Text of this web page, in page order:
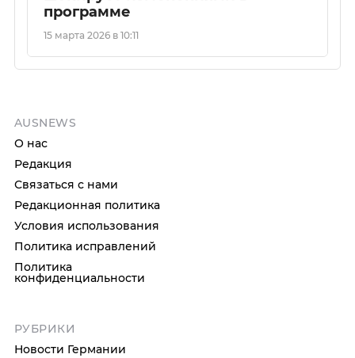
программе
15 марта 2026 в 10:11
AUSNEWS
О нас
Редакция
Связаться с нами
Редакционная политика
Условия использования
Политика исправлений
Политика
конфиденциальности
РУБРИКИ
Новости Германии